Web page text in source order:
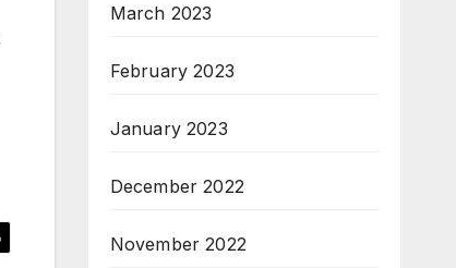
March 2023
February 2023
January 2023
December 2022
November 2022